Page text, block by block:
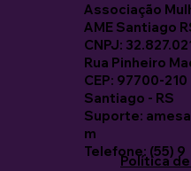
Associação
AME Santiago
CNPJ:
Rua Pinheiro
CEP: 97700-210
Santiago - RS
Suporte:
m
Telefone: (55) 9
Política